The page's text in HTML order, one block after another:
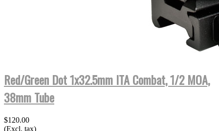
Red/Green Dot 1x32.5mm ITA Combat, 1/2 MOA,
38mm Tube
$120.00
(Excl. tax)